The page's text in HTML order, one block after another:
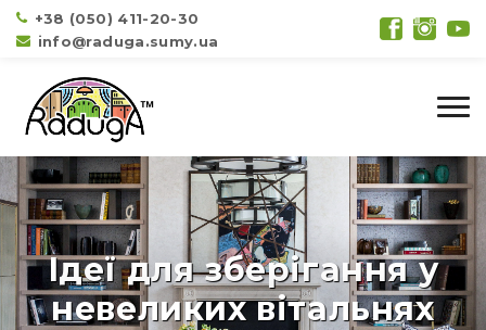
+38 (050) 411-20-30
info@raduga.sumy.ua
Ідеї для зберігання у
невеликих вітальнях